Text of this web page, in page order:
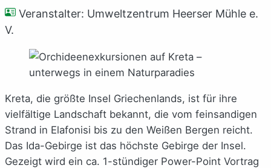
Veranstalter: Umweltzentrum Heerser Mühle e.
V.
Kreta, die größte Insel Griechenlands, ist für ihre
vielfältige Landschaft bekannt, die vom feinsandigen
Strand in Elafonisi bis zu den Weißen Bergen reicht.
Das Ida-Gebirge ist das höchste Gebirge der Insel.
Gezeigt wird ein ca. 1-stündiger Power-Point Vortrag